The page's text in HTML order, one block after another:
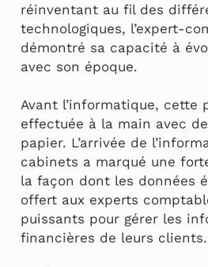
réinventant au fil des
technologiques, l’expert-
démontré sa capacité à
avec son époque.
Avant l’informatique, cette
effectuée à la main avec
papier. L’arrivée de
cabinets a marqué une
la façon dont les données
offert aux experts
puissants pour gérer les
financières de leurs clients.